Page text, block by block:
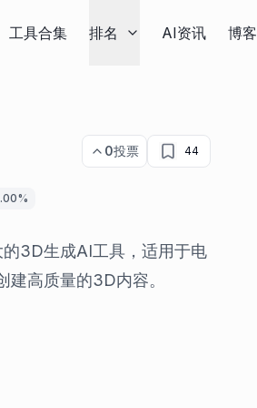
工具合集 排名 AI资讯 博客
0投票 44
3D生成AI工具，适用于电
高质量的3D内容。